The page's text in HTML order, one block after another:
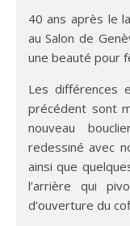
40 ans après le
au Salon de
une beauté pour
Les différences
précédent sont
nouveau
redessiné avec
ainsi que
l’arrière qui
d’ouverture du